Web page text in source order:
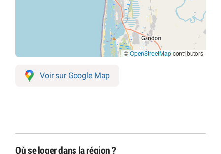
©OpenStreetMapcontributors
Voir sur Google Map
Où se loger dans la région ?